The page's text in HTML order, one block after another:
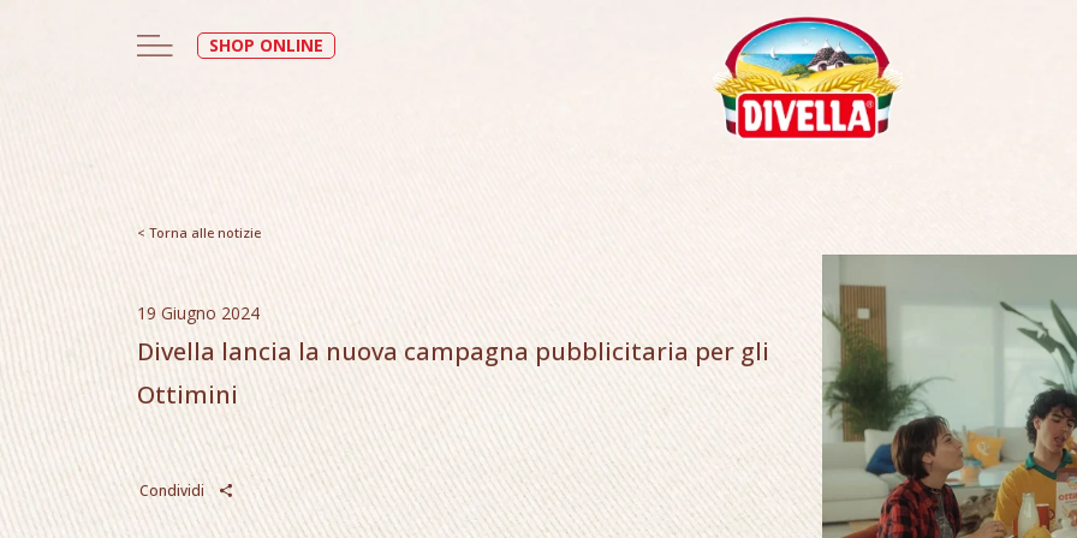
SHOP ONLINE
< Torna alle notizie
19 Giugno 2024
Divella lancia la nuova campagna pubblicitaria per gli
Ottimini
Condividi